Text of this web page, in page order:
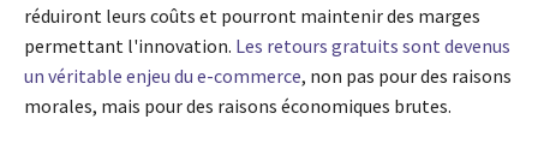
réduiront leurs coûts et pourront maintenir des marges
permettant l'innovation. Les retours gratuits sont devenus
un véritable enjeu du e-commerce, non pas pour des raisons
morales, mais pour des raisons économiques brutes.